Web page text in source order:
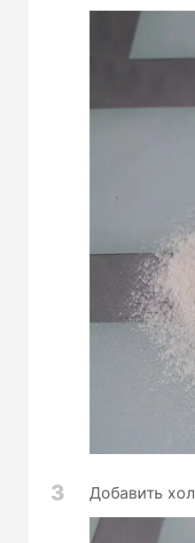
3 Добавить